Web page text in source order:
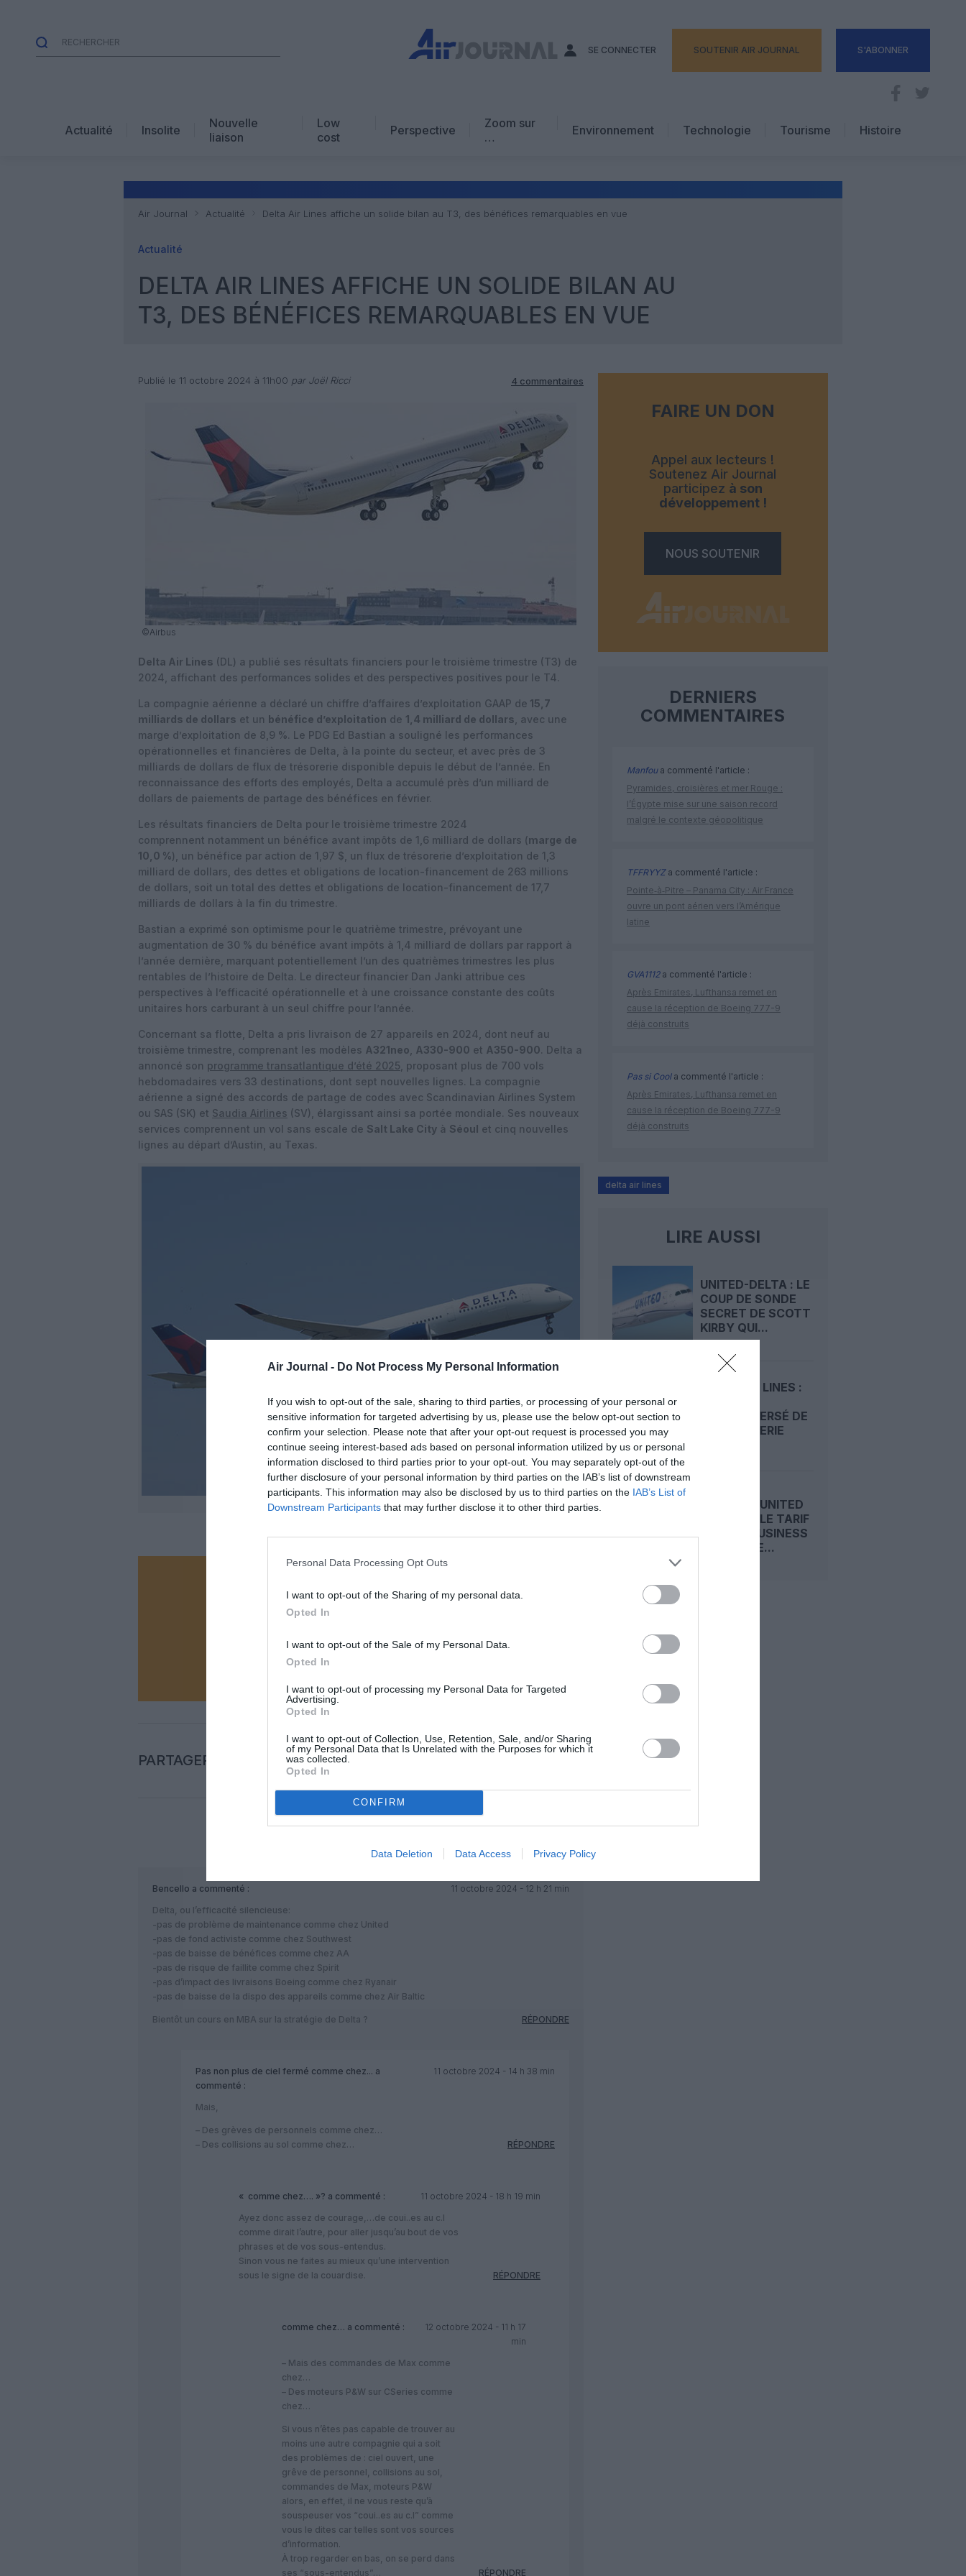
Air Journal - Do Not Process My Personal Information
If you wish to opt-out of the sale, sharing to third parties, or processing of your personal or
sensitive information for targeted advertising by us, please use the below opt-out section to
confirm your selection. Please note that after your opt-out request is processed you may
continue seeing interest-based ads based on personal information utilized by us or personal
information disclosed to third parties prior to your opt-out. You may separately opt-out of the
further disclosure of your personal information by third parties on the IAB’s list of downstream
participants. This information may also be disclosed by us to third parties on the IAB’s List of
Downstream Participants that may further disclose it to other third parties.
Personal Data Processing Opt Outs
I want to opt-out of the Sharing of my personal data.
Opted In
I want to opt-out of the Sale of my Personal Data.
Opted In
I want to opt-out of processing my Personal Data for Targeted
Advertising.
Opted In
I want to opt-out of Collection, Use, Retention, Sale, and/or Sharing
of my Personal Data that Is Unrelated with the Purposes for which it
was collected.
Opted In
CONFIRM
Data Deletion Data Access Privacy Policy
SE CONNECTER SOUTENIR AIR JOURNAL S'ABONNER
Actualité Insolite
Nouvelle
liaison
Low
cost
Perspective
Zoom sur
…
Avis d’expert
Environnement Technologie
Tourisme
Hôtellerie
Histoire
Air Journal Actualité Delta Air Lines affiche un solide bilan au T3, des bénéfices remarquables en vue
Actualité
DELTA AIR LINES AFFICHE UN SOLIDE BILAN AU
T3, DES BÉNÉFICES REMARQUABLES EN VUE
Publié le 11 octobre 2024 à 11h00 par Joël Ricci 4 commentaires
©Airbus
Delta Air Lines (DL) a publié ses résultats financiers pour le troisième trimestre (T3) de
2024, affichant des performances solides et des perspectives positives pour le T4.
La compagnie aérienne a déclaré un chiffre d’affaires d’exploitation GAAP de 15,7
milliards de dollars et un bénéfice d’exploitation de 1,4 milliard de dollars , avec une
marge d’exploitation de 8,9 %. Le PDG Ed Bastian a souligné les performances
opérationnelles et financières de Delta, à la pointe du secteur, et avec près de 3
milliards de dollars de flux de trésorerie disponible depuis le début de l’année. En
reconnaissance des efforts des employés, Delta a accumulé près d’un milliard de
dollars de paiements de partage des bénéfices en février.
Les résultats financiers de Delta pour le troisième trimestre 2024
comprennent notamment un bénéfice avant impôts de 1,6 milliard de dollars (marge de
10,0 %), un bénéfice par action de 1,97 $, un flux de trésorerie d’exploitation de 1,3
milliard de dollars, des dettes et obligations de location-financement de 263 millions
de dollars, soit un total des dettes et obligations de location-financement de 17,7
milliards de dollars à la fin du trimestre.
Bastian a exprimé son optimisme pour le quatrième trimestre, prévoyant une
augmentation de 30 % du bénéfice avant impôts à 1,4 milliard de dollars par rapport à
l’année dernière, marquant potentiellement l’un des quatrièmes trimestres les plus
rentables de l’histoire de Delta. Le directeur financier Dan Janki attribue ces
perspectives à l’efficacité opérationnelle et à une croissance constante des coûts
unitaires hors carburant à un seul chiffre pour l’année.
Concernant sa flotte, Delta a pris livraison de 27 appareils en 2024, dont neuf au
troisième trimestre, comprenant les modèles A321neo A330-900 et A350-900. Delta a
annoncé son programme transatlantique d’été 2025 , proposant plus de 700 vols
hebdomadaires vers 33 destinations, dont sept nouvelles lignes. La compagnie
aérienne a signé des accords de partage de codes avec Scandinavian Airlines System
ou SAS (SK) et Saudia Airlines (SV), élargissant ainsi sa portée mondiale. Ses nouveaux
services comprennent un vol sans escale de Salt Lake City à Séoul et cinq nouvelles
lignes au départ d’Austin, au Texas.
©Airbus
Soutenez-nous, faites un don !
NOUS SOUTENIR
PARTAGER L'ARTICLE
FacebookTwitterPinterestLinkedInEmail Print
COMMENTAIRE(S)
Bencello a commenté :
11 octobre 2024 - 12 h 21 min
Delta, ou l’efficacité silencieuse:
-pas de problème de maintenance comme chez United
-pas de fond activiste comme chez Southwest
-pas de baisse de bénéfices comme chez AA
-pas de risque de faillite comme chez Spirit
-pas d’impact des livraisons Boeing comme chez Ryanair
-pas de baisse de la dispo des appareils comme chez Air Baltic
Bientôt un cours en MBA sur la stratégie de Delta ? RÉPONDRE
Pas non plus de ciel fermé comme chez... a
commenté :
11 octobre 2024 - 14 h 38 min
Mais,
– Des grèves de personnels comme chez…
– Des collisions au sol comme chez…
RÉPONDRE
« comme chez…. »? a commenté :
11 octobre 2024 - 18 h 19 min
Ayez donc assez de courage,…de coui..es au c.l
comme dirait l’autre, pour aller jusqu’au bout de vos
phrases et de vos sous-entendus.
Sinon vous ne faites au mieux qu’une intervention
sous le signe de la couardise.
RÉPONDRE
comme chez… a commenté :
12 octobre 2024 - 11 h 17
min
– Mais des commandes de Max comme
chez…
– Des moteurs P&W sur CSeries comme
chez…
Si vous n’êtes pas capable de trouver au
moins une autre compagnie qui a soit
des problèmes de : ciel ouvert, une
grêve de personnel, collisions au sol,
commandes de Max, moteurs P&W
alors, en effet, il ne vous reste qu’à
souspeuser vos “coui..es au c.l” comme
vous le dites car telles sont vos sources
d’information.
À trop regarder en bas, on se perd dans
ses “sous-entendus”…
RÉPONDRE
FAIRE UN DON
Appel aux lecteurs !
Soutenez Air Journal
participez à son
développement !
NOUS SOUTENIR
DERNIERS
COMMENTAIRES
Manfoua commenté l'article :
Pyramides, croisières et mer Rouge :
l’Égypte mise sur une saison record
malgré le contexte géopolitique
TFFRYYZa commenté l'article :
Pointe‑à‑Pitre – Panama City : Air France
ouvre un pont aérien vers l’Amérique
latine
GVA1112a commenté l'article :
Après Emirates, Lufthansa remet en
cause la réception de Boeing 777-9
déjà construits
Pas si Coola commenté l'article :
Après Emirates, Lufthansa remet en
cause la réception de Boeing 777-9
déjà construits
delta air lines
LIRE AUSSI
UNITED-DELTA : LE
COUP DE SONDE
SECRET DE SCOTT
KIRBY QUI...
DELTA AIR LINES :
CONTROVERSÉ DE
SA RAFFINERIE
DELTA ET UNITED
LANCENT LE TARIF
« BASIC BUSINESS
» : CLASSE...